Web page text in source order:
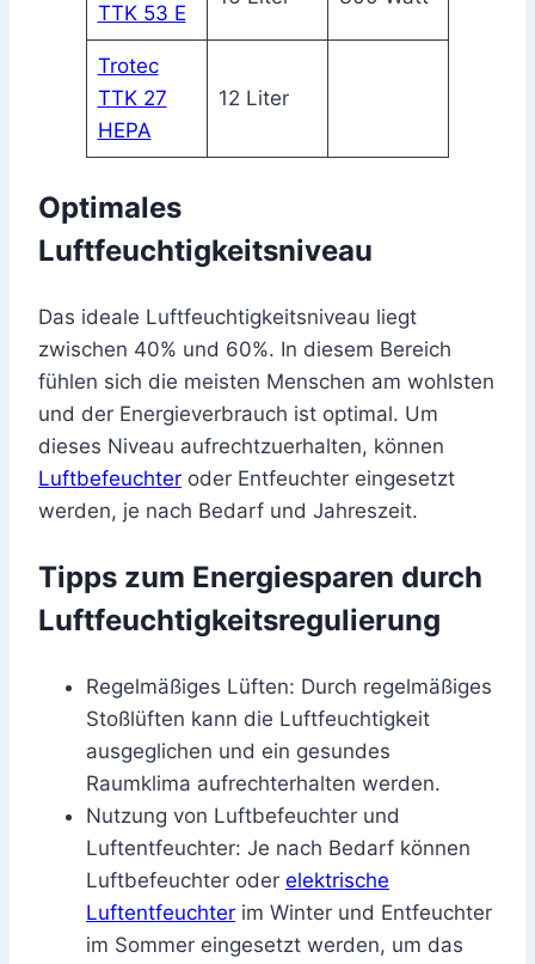
TTK 53 E
Trotec
TTK 27
HEPA
12 Liter
Optimales
Luftfeuchtigkeitsniveau
Das ideale Luftfeuchtigkeitsniveau liegt
zwischen 40% und 60%. In diesem Bereich
fühlen sich die meisten Menschen am wohlsten
und der Energieverbrauch ist optimal. Um
dieses Niveau aufrechtzuerhalten, können
Luftbefeuchter oder Entfeuchter eingesetzt
werden, je nach Bedarf und Jahreszeit.
Tipps zum Energiesparen durch
Luftfeuchtigkeitsregulierung
Regelmäßiges Lüften: Durch regelmäßiges
Stoßlüften kann die Luftfeuchtigkeit
ausgeglichen und ein gesundes
Raumklima aufrechterhalten werden.
Nutzung von Luftbefeuchter und
Luftentfeuchter: Je nach Bedarf können
Luftbefeuchter oder elektrische
Luftentfeuchter im Winter und Entfeuchter
im Sommer eingesetzt werden, um das